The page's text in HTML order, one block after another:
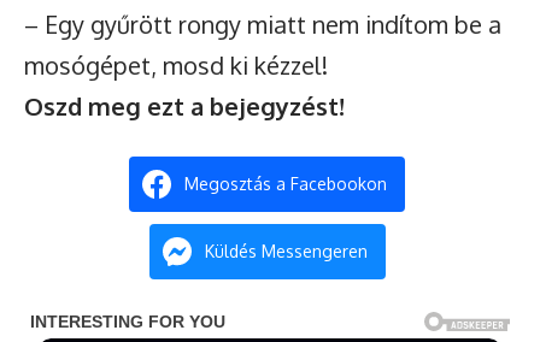
– Egy gyűrött rongy miatt nem indítom be a
mosógépet, mosd ki kézzel!
Oszd meg ezt a bejegyzést!
Megosztás a Facebookon
Küldés Messengeren